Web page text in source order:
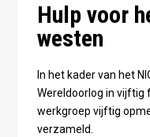
Hulp voor
westen
In het kader van het
Wereldoorlog in vijftig
werkgroep vijftig
verzameld.